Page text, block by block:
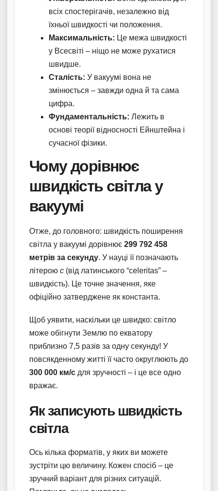
всіх спостерігачів, незалежно від
їхньої швидкості чи положення.
Максимальність: Це межа швидкості
у Всесвіті – ніщо не може рухатися
швидше.
Сталість: У вакуумі вона не
змінюється – завжди одна й та сама
цифра.
Фундаментальність: Лежить в
основі теорії відносності Ейнштейна і
сучасної фізики.
Чому дорівнює
швидкість світла у
вакуумі
Отже, до головного: швидкість поширення
світла у вакуумі дорівнює 299 792 458
метрів за секунду. У науці її позначають
літерою c (від латинського “celeritas” –
швидкість). Це точне значення, яке
офіційно затверджене як константа.
Щоб уявити, наскільки це швидко: світло
може обігнути Землю по екватору
приблизно 7,5 разів за одну секунду! У
повсякденному житті її часто округлюють до
300 000 км/с для зручності – і це все одно
вражає.
Як записують швидкість
світла
Ось кілька форматів, у яких ви можете
зустріти цю величину. Кожен спосіб – це
зручний варіант для різних ситуацій.